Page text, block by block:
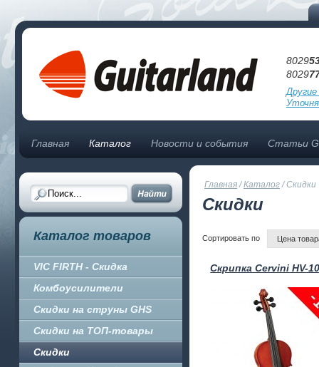
8029
8029
Главная Каталог Новости и события Статьи
Каталог товаров
VIC FIRTH - Скидка
Комбоусилители
Скидки на струны GHS
Скидки на ТОП-товары
Скидки
Главная/Каталог/Скидки
Скидки
Сортировать по Цена
Скрипка Cervini HV-